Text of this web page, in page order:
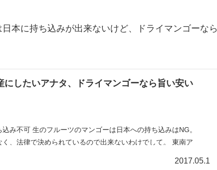
本に持ち込みが出来ないけど、ドライマンゴーなら
にしたいアナタ、ドライマンゴーなら旨い安い
み不可 生のフルーツのマンゴーは日本への持ち込みはNG。
、法律で決められているので出来ないわけでして。 東南ア
2017.05.1